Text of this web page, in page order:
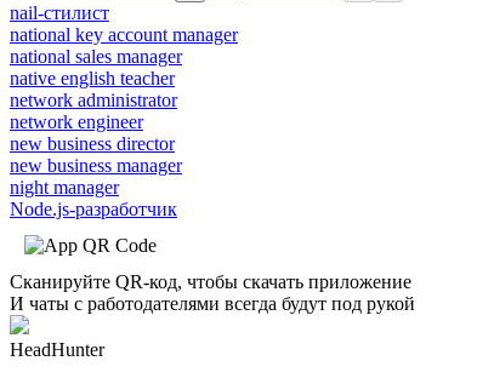
nail-стилист
national key account manager
national sales manager
native english teacher
network administrator
network engineer
new business director
new business manager
night manager
Node.js-разработчик
Сканируйте QR-код, чтобы скачать приложение
И чаты с работодателями всегда будут под рукой
HeadHunter